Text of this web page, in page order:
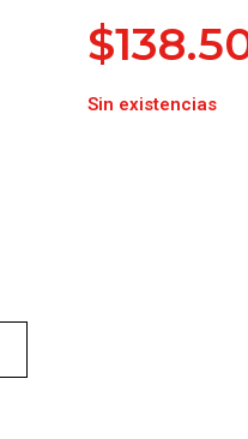
$
Sin existencias